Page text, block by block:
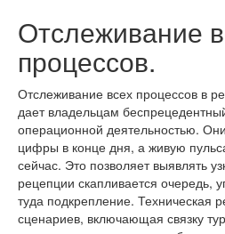
Отслеживание
процессов.
Отслеживание всех процессов в
дает владельцам
операционной деятельностью.
цифры в конце дня, а живую
сейчас. Это позволяет выявлять
рецепции скапливается очередь,
туда подкрепление. Техническая
сценариев, включающая связку